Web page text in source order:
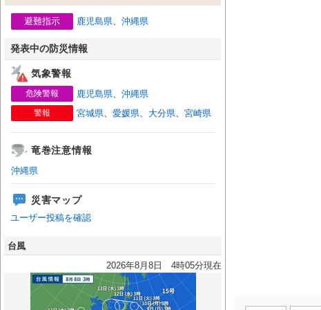
避難指示 鹿児島県、 沖縄県
発表中の防災情報
気象警報
危険警報 鹿児島県、 沖縄県
警報 宮城県、 愛媛県、 大分県、 宮崎県
竜巻注意情報
沖縄県
災害マップ
ユーザー投稿を確認
台風
2026年8月8日 4時05分現在